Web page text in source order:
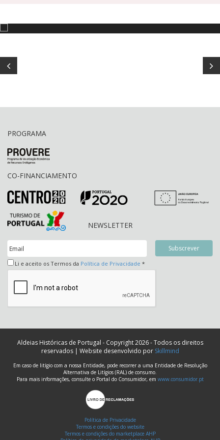
PROGRAMA
CO-FINANCIAMENTO
NEWSLETTER
Li e aceito os Termos da Política de Privacidade *
Aldeias Históricas de Portugal - Copyright 2026 - Todos os direitos
reservados | Website desenvolvido por Skillmind
Em caso de litígio com a nossa Entidade, pode recorrer a uma Entidade de Resolução
Alternativa de Litígios (RAL) de consumo.
Para mais informações, consulte o Portal do Consumidor, em www.consumidor.pt
Política de Privacidade
Termos e condições do website
Termos e condições do marketplace AHP